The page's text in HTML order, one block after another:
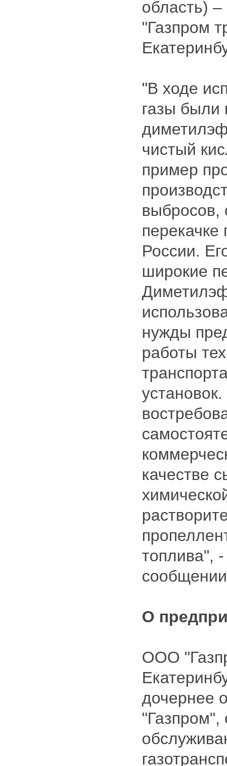
область)
"Газпром
"В ходе
газы были
чистый
пример
выбросов,
перекачке
России.
широкие
нужды
работы
качестве
топлива",
О
ООО
дочернее
"Газпром",